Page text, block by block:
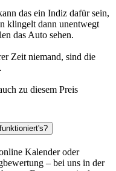
das ein Indiz dafür sein,
klingelt dann unentwegt
das Auto sehen.
Zeit niemand, sind die
zu diesem Preis
Kalender oder
– bei uns in der